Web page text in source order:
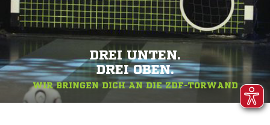
DREI UNTEN.
DREI OBEN.
WIR BRINGEN DICH AN DIE ZDF-TORWAND